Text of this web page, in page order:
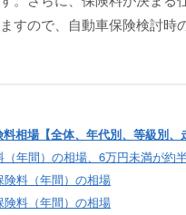
すので、自動車保険検討時
相場【全体、年代別、等級別、
（年間）の相場、6万円未満が約
険料（年間）の相場
険料（年間）の相場